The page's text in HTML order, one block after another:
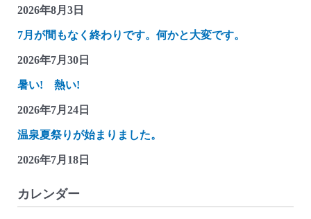
2026年8月3日
7月が間もなく終わりです。何かと大変です。
2026年7月30日
暑い! 熱い!
2026年7月24日
温泉夏祭りが始まりました。
2026年7月18日
カレンダー